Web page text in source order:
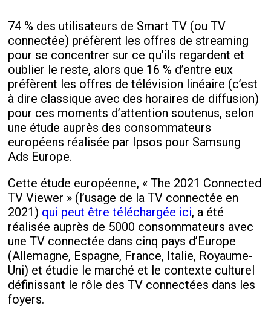
74 % des utilisateurs de Smart TV (ou TV
connectée) préfèrent les offres de streaming
pour se concentrer sur ce qu’ils regardent et
oublier le reste, alors que 16 % d’entre eux
préfèrent les offres de télévision linéaire (c’est
à dire classique avec des horaires de diffusion)
pour ces moments d’attention soutenus, selon
une étude auprès des consommateurs
européens réalisée par Ipsos pour Samsung
Ads Europe.
Cette étude européenne, « The 2021 Connected
TV Viewer » (l’usage de la TV connectée en
2021) qui peut être téléchargée ici, a été
réalisée auprès de 5000 consommateurs avec
une TV connectée dans cinq pays d’Europe
(Allemagne, Espagne, France, Italie, Royaume-
Uni) et étudie le marché et le contexte culturel
définissant le rôle des TV connectées dans les
foyers.